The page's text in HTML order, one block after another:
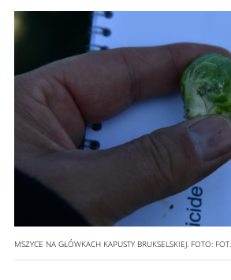
MSZYCE NA GŁÓWKACH KAPUSTY BRUKSELSKIEJ. FOTO: